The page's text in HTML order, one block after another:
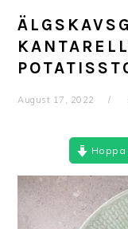
August 17, 2022